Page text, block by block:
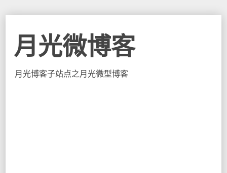
月光微博客
月光博客子站点之月光微型博客